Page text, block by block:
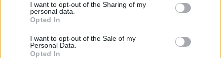
I want to opt-out of the Sharing of my
personal data.
Opted In
I want to opt-out of the Sale of my
Personal Data.
Opted In
Σχετικά Άρθρα